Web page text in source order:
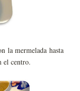
la mermelada hasta
el centro.